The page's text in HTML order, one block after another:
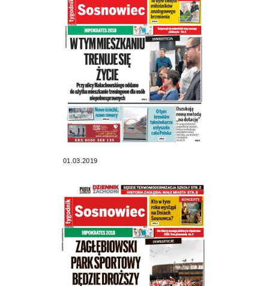
01.03.2019